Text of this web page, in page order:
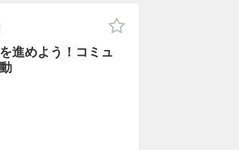
進めよう！コミュ